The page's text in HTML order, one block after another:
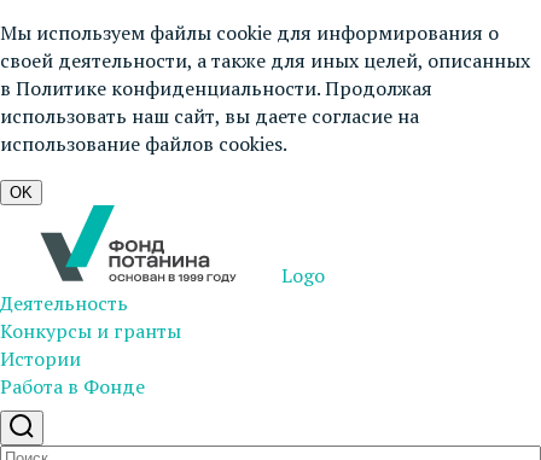
Мы используем файлы cookie для информирования о
своей деятельности, а также для иных целей, описанных
в Политике конфиденциальности. Продолжая
использовать наш сайт, вы даете согласие на
использование файлов cookies.
OK
Logo
Деятельность
Конкурсы и гранты
Истории
Работа в Фонде